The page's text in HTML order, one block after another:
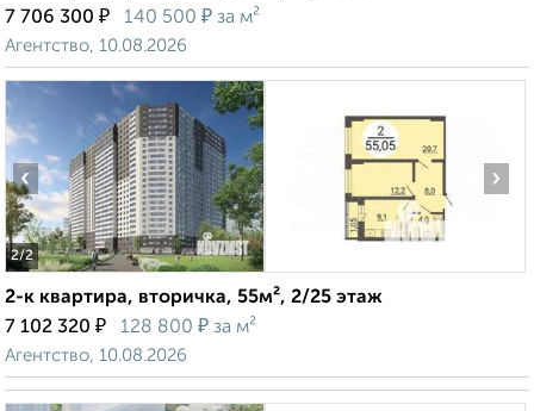
7 706 300 ₽ 140 500 ₽ за м²
Агентство, 10.08.2026
2/2
‹ ›
2-к квартира, вторичка, 55м², 2/25 этаж
7 102 320 ₽ 128 800 ₽ за м²
Агентство, 10.08.2026